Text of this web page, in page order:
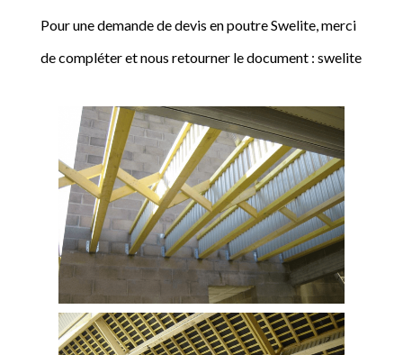
Pour une demande de devis en poutre Swelite, merci
de compléter et nous retourner le document : swelite